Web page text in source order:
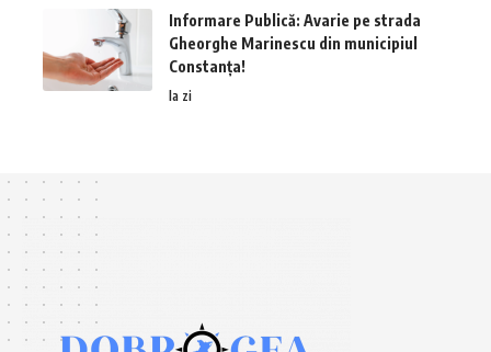
Informare Publică: Avarie pe strada
Gheorghe Marinescu din municipiul
Constanța!
la zi